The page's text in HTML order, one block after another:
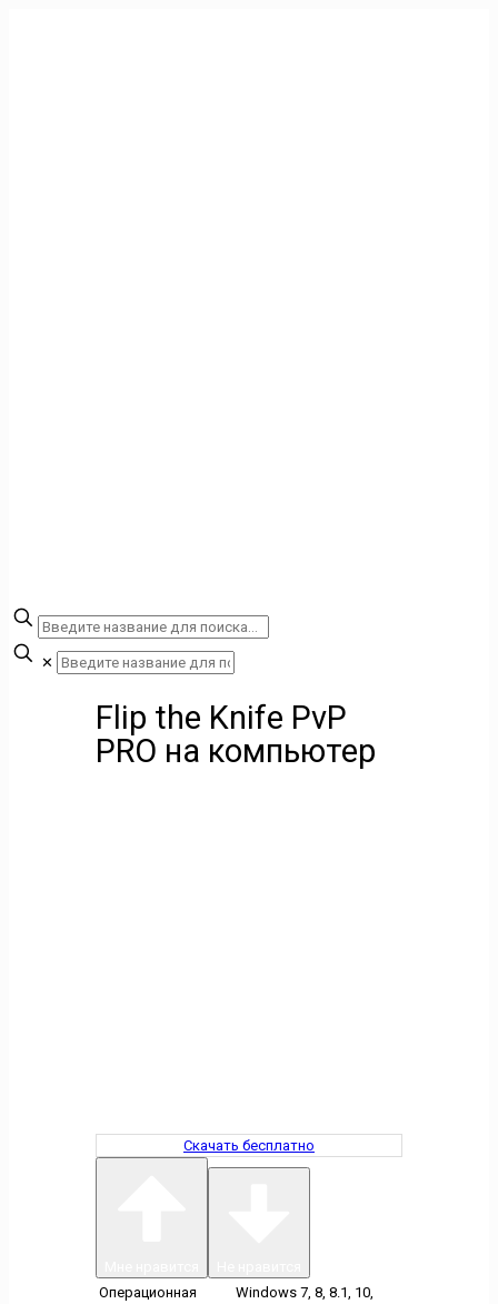
✕
Flip the Knife PvP
PRO на компьютер
Скачать бесплатно
Операционная
Windows 7, 8, 8.1, 10,